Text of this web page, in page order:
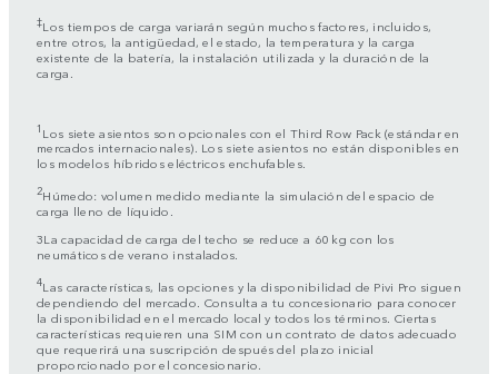
‡Los tiempos de carga variarán según muchos factores, incluidos,
entre otros, la antigüedad, el estado, la temperatura y la carga
existente de la batería, la instalación utilizada y la duración de la
carga.
1 Los siete asientos son opcionales con el Third Row Pack (estándar en
mercados internacionales). Los siete asientos no están disponibles en
los modelos híbridos eléctricos enchufables.
2Húmedo: volumen medido mediante la simulación del espacio de
carga lleno de líquido.
3La capacidad de carga del techo se reduce a 60 kg con los
neumáticos de verano instalados.
4Las características, las opciones y la disponibilidad de Pivi Pro siguen
dependiendo del mercado. Consulta a tu concesionario para conocer
la disponibilidad en el mercado local y todos los términos. Ciertas
características requieren una SIM con un contrato de datos adecuado
que requerirá una suscripción después del plazo inicial
proporcionado por el concesionario.